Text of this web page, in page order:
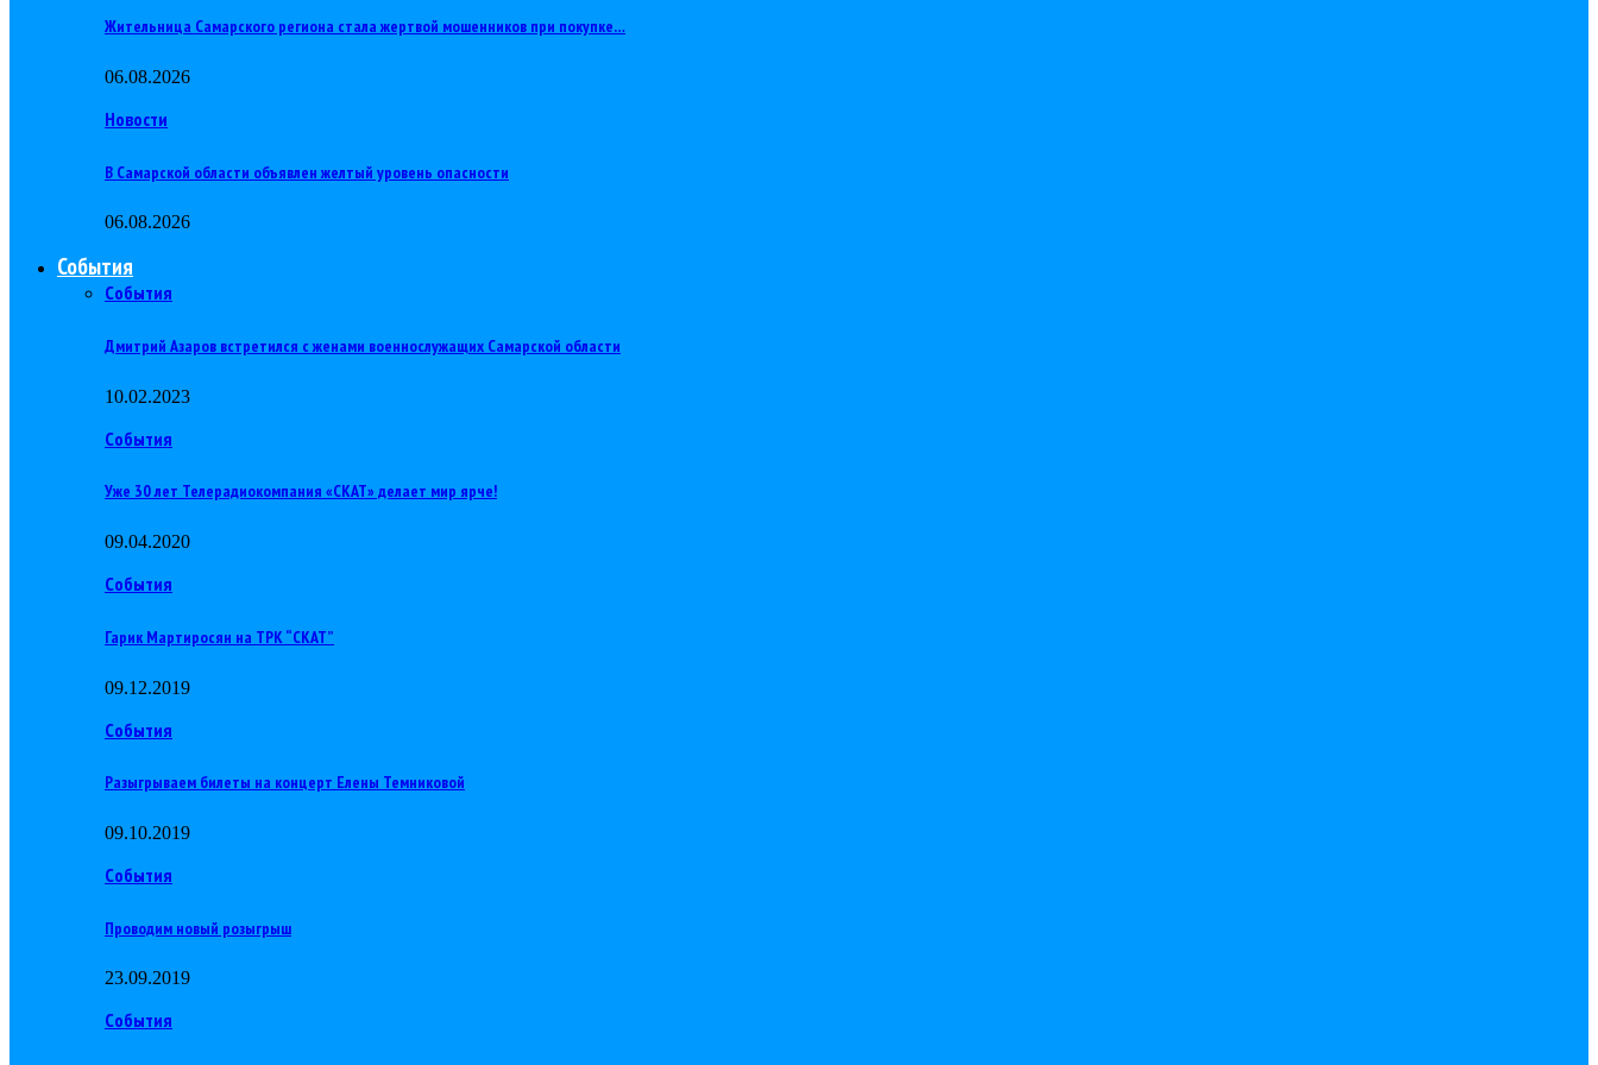
Жительница Самарского региона стала жертвой мошенников при покупке…
06.08.2026
Новости
В Самарской области объявлен желтый уровень опасности
06.08.2026
События
События
Дмитрий Азаров встретился с женами военнослужащих Самарской области
10.02.2023
События
Уже 30 лет Телерадиокомпания «СКАТ» делает мир ярче!
09.04.2020
События
Гарик Мартиросян на ТРК “СКАТ”
09.12.2019
События
Разыгрываем билеты на концерт Елены Темниковой
09.10.2019
События
Проводим новый розыгрыш
23.09.2019
События